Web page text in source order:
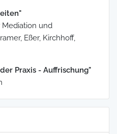
und
Eßer, Kirchhoff,
Praxis - Auffrischung"